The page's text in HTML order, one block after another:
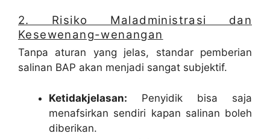
2. Risiko Maladministrasi dan
Kesewenang-wenangan
Tanpa aturan yang jelas, standar pemberian
salinan BAP akan menjadi sangat subjektif.
Ketidakjelasan: Penyidik bisa saja
menafsirkan sendiri kapan salinan boleh
diberikan.